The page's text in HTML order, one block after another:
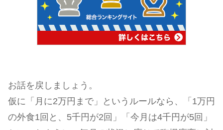
お話を戻しましょう。
仮に「月に2万円まで」というルールなら、「1万円
の外食1回と、5千円が2回」「今月は4千円が5回」